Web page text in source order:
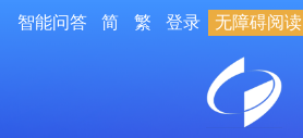
智能问答 简 繁 登录 无障碍阅读